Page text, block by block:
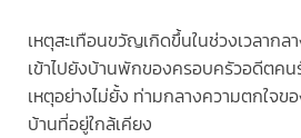
เหตุสะเทือนขวัญเกิดขึ้นในช่วงเวลาก
เข้าไปยังบ้านพักของครอบครัวอดีตค
เหตุอย่างไม่ยั้ง ท่ามกลางความตกใจข
บ้านที่อยู่ใกล้เคียง